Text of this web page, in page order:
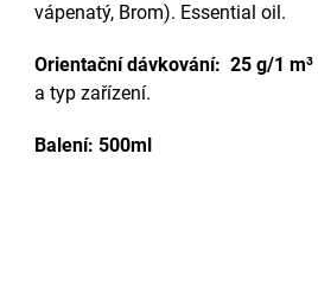
vápenatý, Brom). Essential oil.
Orientační dávkování: 25 g/1 m³
a typ zařízení.
Balení: 500ml